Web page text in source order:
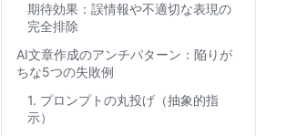
期待効果：誤情報や不適切な表現の
完全排除
AI文章作成のアンチパターン：陥りが
ちな5つの失敗例
1. プロンプトの丸投げ（抽象的指
示）